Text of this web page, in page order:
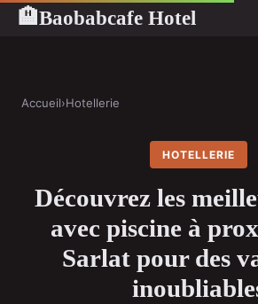
🏨Baobabcafe Hotel
Accueil›Hotellerie
HOTELLERIE
Découvrez les
avec piscine à
Sarlat pour des